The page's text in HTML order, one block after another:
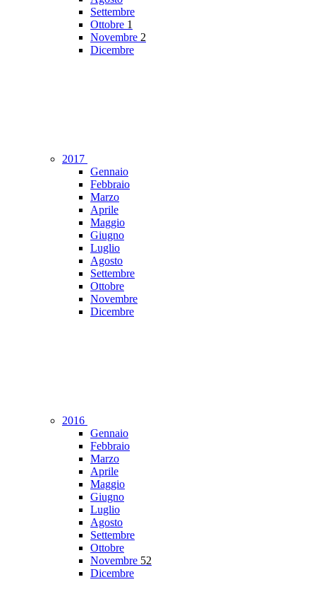
Settembre
Ottobre 1
Novembre 2
Dicembre
2017
Gennaio
Febbraio
Marzo
Aprile
Maggio
Giugno
Luglio
Agosto
Settembre
Ottobre
Novembre
Dicembre
2016
Gennaio
Febbraio
Marzo
Aprile
Maggio
Giugno
Luglio
Agosto
Settembre
Ottobre
Novembre 52
Dicembre